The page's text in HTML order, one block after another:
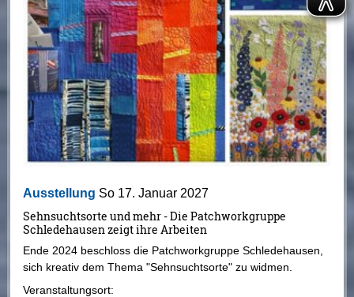
Ausstellung So 17. Januar 2027
Veranstaltungsort:
Sehnsuchtsorte und mehr - Die Patchworkgruppe
Schledehausen zeigt ihre Arbeiten
Ende 2024 beschloss die Patchworkgruppe Schledehausen,
sich kreativ dem Thema "Sehnsuchtsorte" zu widmen.